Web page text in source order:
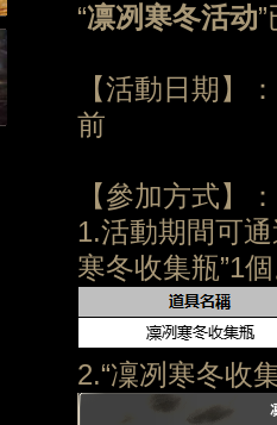
“凛冽寒冬活动
【活動日期】
前
【參加方式】：
1.活動期間可
寒冬收集瓶”1
2.“凜冽寒冬收